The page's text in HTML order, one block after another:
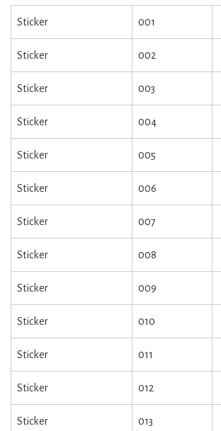
Sticker 001
Sticker 002
Sticker 003
Sticker 004
Sticker 005
Sticker 006
Sticker 007
Sticker 008
Sticker 009
Sticker 010
Sticker 011
Sticker 012
Sticker 013